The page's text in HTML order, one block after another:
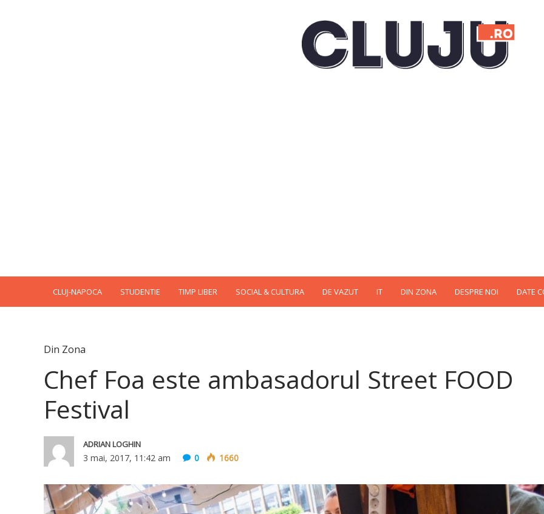
CLUJ-NAPOCA STUDENTIE TIMP LIBER SOCIAL & CULTURA DE VAZUT IT DIN ZONA DESPRE NOI DATE
Din Zona
Chef Foa este ambasadorul Street FOOD
Festival
ADRIAN LOGHIN
3 mai, 2017, 11:42 am 0 1660